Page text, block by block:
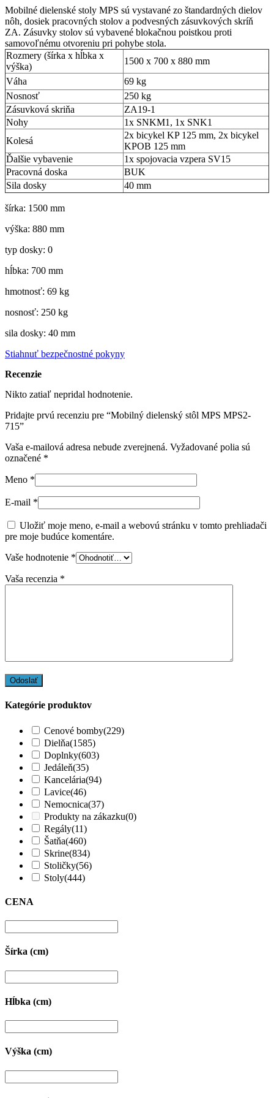
Mobilné dielenské stoly MPS sú vystavané zo štandardných dielov
nôh, dosiek pracovných stolov a podvesných zásuvkových skríň
ZA. Zásuvky stolov sú vybavené blokačnou poistkou proti
samovoľnému otvoreniu pri pohybe stola.
Rozmery (šírka x hĺbka x
výška)
1500 x 700 x 880 mm
Váha
69 kg
Nosnosť
250 kg
Zásuvková skriňa
ZA19-1
Nohy
1x SNKM1, 1x SNK1
Kolesá
2x bicykel KP 125 mm, 2x bicykel
KPOB 125 mm
Ďalšie vybavenie
1x spojovacia vzpera SV15
Pracovná doska
BUK
Sila dosky
40 mm
šírka: 1500 mm
výška: 880 mm
typ dosky: 0
hĺbka: 700 mm
hmotnosť: 69 kg
nosnosť: 250 kg
sila dosky: 40 mm
Stiahnuť bezpečnostné pokyny
Recenzie
Nikto zatiaľ nepridal hodnotenie.
Pridajte prvú recenziu pre “Mobilný dielenský stôl MPS MPS2-
715”
Vaša e-mailová adresa nebude zverejnená. Vyžadované polia sú
označené *
Meno *
E-mail *
Uložiť moje meno, e-mail a webovú stránku v tomto prehliadači
pre moje budúce komentáre.
Vaše hodnotenie *
Vaša recenzia *
Kategórie produktov
Cenové bomby(229)
Dielňa(1585)
Doplnky(603)
Jedáleň(35)
Kancelária(94)
Lavice(46)
Nemocnica(37)
Produkty na zákazku(0)
Regály(11)
Šatňa(460)
Skrine(834)
Stoličky(56)
Stoly(444)
CENA
Šírka (cm)
Hĺbka (cm)
Výška (cm)